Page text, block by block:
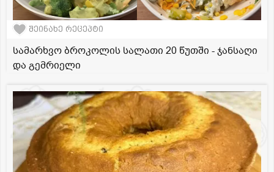
შეინახე რეცეპტი
სამარხვო ბროკოლის სალათი 20 წუთში - ჯანსაღი
და გემრიელი